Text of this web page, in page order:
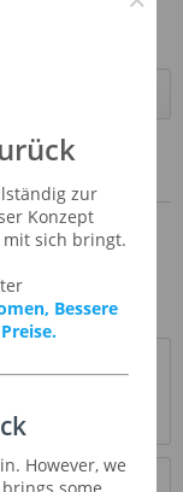
zur
Konzept
mit sich bringt.
Bessere
However, we